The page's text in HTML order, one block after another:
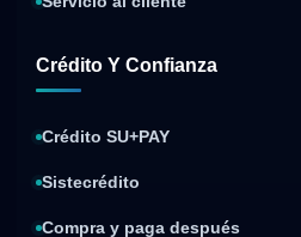
Crédito Y Confianza
Crédito SU+PAY
Sistecrédito
Compra y paga después